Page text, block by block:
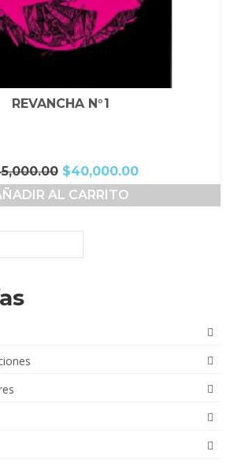
REVANCHA N°1
El
precio
original
$45,000.00.
$40,000.00El
precio
AL CARRITO